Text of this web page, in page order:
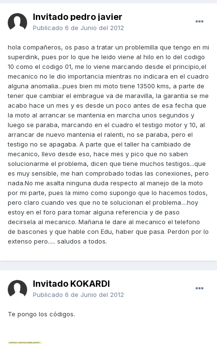
Invitado pedro javier
Publicado 6 de Junio del 2012
hola compañeros, os paso a tratar un problemilla que tengo en mi
superdink, pues por lo que he leido viene al hilo en lo del codigo
10 como el codigo 01, me lo viene marcando desde el principio,el
mecanico no le dio importancia mientras no indicara en el cuadro
alguna anomalia...pues bien mi moto tiene 13500 kms, a parte de
tener que cambiar el embrague va de maravilla, la garantia se me
acabo hace un mes y es desde un poco antes de esa fecha que
la moto al arrancar se mantenia en marcha unos segundos y
luego se paraba, marcando en el cuadro el testigo motor y 10, al
arrancar de nuevo mantenia el ralenti, no se paraba, pero el
testigo no se apagaba. A parte que el taller ha cambiado de
mecanico, llevo desde eso, hace mes y pico que no saben
solucionarme el problema, dicen que tiene muchos testigos...que
es muy sensible, me han comprobado todas las conexiones, pero
nada.No me asalta ninguna duda respecto al manejo de la moto
por mi parte, pues la mimo como supongo que lo hacemos todos,
pero claro cuando ves que no te solucionan el problema....hoy
estoy en el foro para tomar alguna referencia y de paso
decirsela al mecanico. Mañana le dare al mecanico el telefono
de bascones y que hable con Edu, haber que pasa. Perdon por lo
extenso pero..... saludos a todos.
Invitado KOKARDI
Publicado 6 de Junio del 2012
Te pongo los códigos.